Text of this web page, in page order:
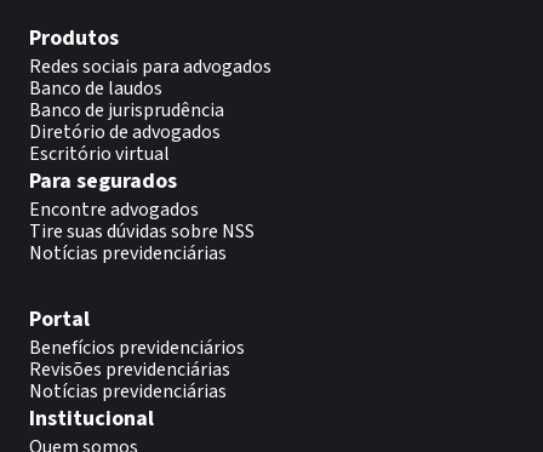
Produtos
Redes sociais para advogados
Banco de laudos
Banco de jurisprudência
Diretório de advogados
Escritório virtual
Para segurados
Encontre advogados
Tire suas dúvidas sobre NSS
Notícias previdenciárias
Portal
Benefícios previdenciários
Revisões previdenciárias
Notícias previdenciárias
Institucional